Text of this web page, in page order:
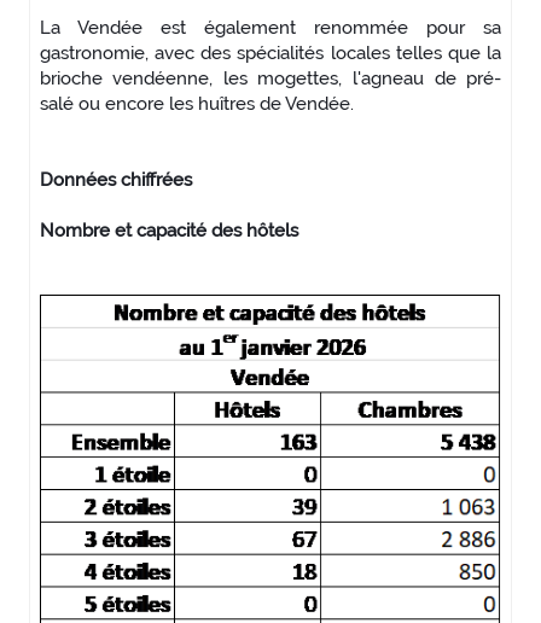
La Vendée est également renommée pour sa
gastronomie, avec des spécialités locales telles que la
brioche vendéenne, les mogettes, l'agneau de pré-
salé ou encore les huîtres de Vendée.
Données chiffrées
Nombre et capacité des hôtels